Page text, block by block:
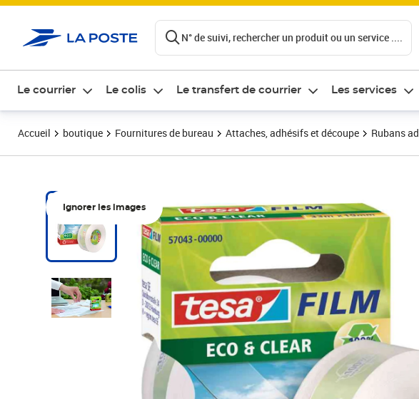
N° de suivi, rechercher un produit ou un service ....
Le courrier Le colis Le transfert de courrier Les services
Accueil boutique Fournitures de bureau Attaches, adhésifs et découpe Rubans
Ignorer les images